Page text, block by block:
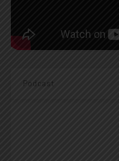
Podcast